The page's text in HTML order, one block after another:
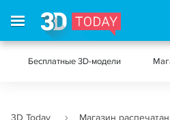
Бесплатные 3D-модели
3D Today Магазин